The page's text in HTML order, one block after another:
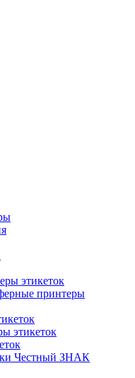
этикеток
принтеры
этикеток
Честный ЗНАК